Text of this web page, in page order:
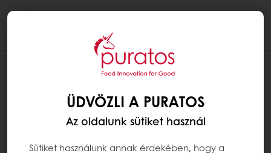
ÜDVÖZLI A PURATOS
Az oldalunk sütiket használ
Sütiket használunk annak érdekében, hogy a